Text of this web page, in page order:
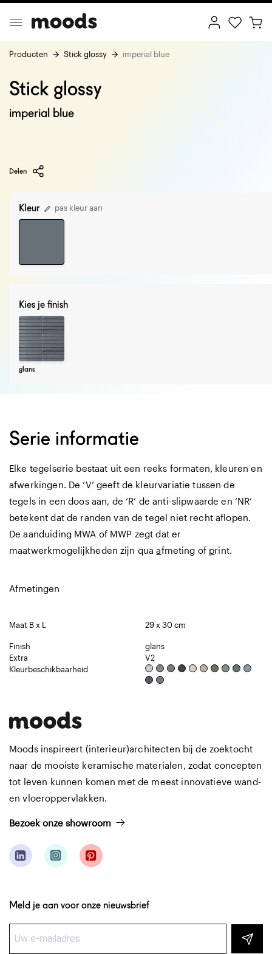
Minimalism
Producten Stick glossy imperial blue
Stick glossy
imperial blue
Delen
Kleur pas kleur aan
Kies je finish
glans
Serie informatie
Elke tegelserie bestaat uit een reeks formaten, kleuren en
afwerkingen. De ‘V’ geeft de kleurvariatie tussen de
tegels in een doos aan, de ‘R’ de anti-slipwaarde en ‘NR’
betekent dat de randen van de tegel niet recht aflopen.
De aanduiding MWA of MWP zegt dat er
maatwerkmogelijkheden zijn quaafmeting of print.
Afmetingen
Maat B x L 29 x 30 cm
Finish
glans
Extra
V2
Kleurbeschikbaarheid
Moods inspireert (interieur)architecten bij de zoektocht
naar de mooiste keramische materialen, zodat concepten
tot leven kunnen komen met de meest innovatieve wand-
en vloeroppervlakken.
Bezoek onze showroom
Meld je aan voor onze nieuwsbrief